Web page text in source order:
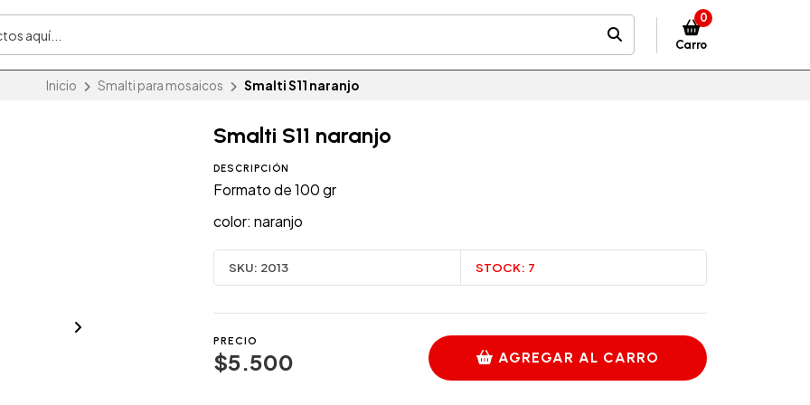
0
Carro
Inicio Smalti para mosaicos Smalti S11 naranjo
Smalti S11 naranjo
DESCRIPCIÓN
Formato de 100 gr
color: naranjo
SKU: 2013 STOCK: 7
PRECIO
$5.500 AGREGAR AL CARRO